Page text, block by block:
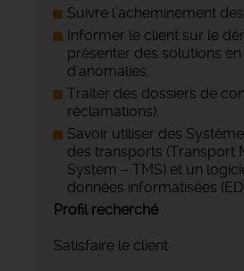
Suivre l’acheminement
Informer le client sur le
présenter des solutions en
d’anomalies,
Traiter des dossiers de
réclamations),
Savoir utiliser des
des transports (Transport
System – TMS) et un
données informatisées
Profil recherché
Satisfaire le client